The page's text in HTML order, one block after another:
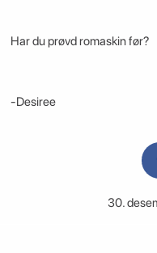
Har du prøvd romaskin før?
-Desiree
30.